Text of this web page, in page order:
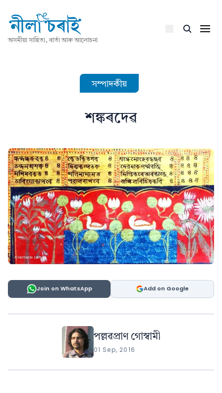
অসমীয়া সাহিত্য, বাৰ্তা আৰু আলোচনা
সম্পাদকীয়
শঙ্কৰদেৱ
Join on WhatsApp Add on Google
পল্লৱপ্ৰাণ গোস্বামী
01 Sep, 2016